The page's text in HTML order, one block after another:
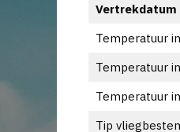
Vertrekdatum
Temperatuur
Temperatuur
Temperatuur
Tip